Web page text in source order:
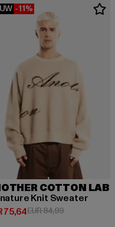
-11%
COTTON LAB
Knit Sweater
75,64prijs: EUR 75,64
EUR 84,99Actieprijs: